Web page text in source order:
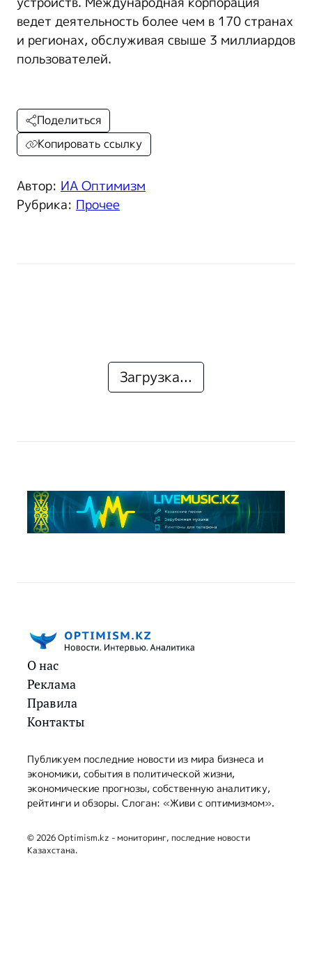
ведет деятельность более чем в 170 странах
и регионах, обслуживая свыше 3 миллиардов
пользователей.
Автор: ИА Оптимизм
Рубрика: Прочее
Поделиться
Копировать ссылку
Загрузка...
О нас
Реклама
Правила
Контакты
Публикуем последние новости из мира бизнеса и
экономики, события в политической жизни,
экономические прогнозы, собственную аналитику,
рейтинги и обзоры. Слоган: «Живи с оптимизмом».
© 2026 Optimism.kz - мониторинг, последние новости
Казахстана.